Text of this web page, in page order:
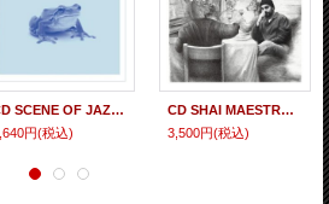
CD SCENE OF JAZZ シーン・オブ・ジャズ【石井彰(p)、大坂昌彦(ds)、安ヵ川大樹(b)】 / Rain Portraits 圧倒的な美意識で描く10の情景。熟成のトリオによる静謐で抒情的な雨の物語。
円(税込)
CD SHAI MAESTRO シャイ・マエストロ / Guesthouse (日本語帯付) 広大な音の海で、シンプルなメロディが紡ぐシネマティックなストーリー。
3,500円(税込)